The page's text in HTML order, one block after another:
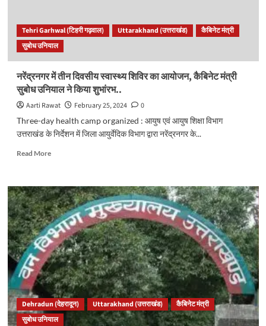
Tehri Garhwal (टिहरी गढ़वाल) Uttarakhand (उत्तराखंड)
कैबिनेट मंत्री
सुबोध उनियाल
नरेंद्रनगर में तीन दिवसीय स्वास्थ्य शिविर का आयोजन, कैबिनेट मंत्री
सुबोध उनियाल ने किया शुभांरभ..
Aarti Rawat February 25, 2024
0
Three-day health camp organized : आयुष एवं आयुष शिक्षा विभाग
उत्तराखंड के निर्देशन में जिला आयुर्वेदिक विभाग द्वारा नरेंद्रनगर के...
Read MoreRead
नरेंद्रनगर
में
तीन
दिवसीय
स्वास्थ्य
शिविर
का
आयोजन,
कैबिनेट
मंत्री
सुबोध
उनियाल
ने
Dehradun (देहरादून) Uttarakhand (उत्तराखंड)
कैबिनेट मंत्री
सुबोध उनियाल